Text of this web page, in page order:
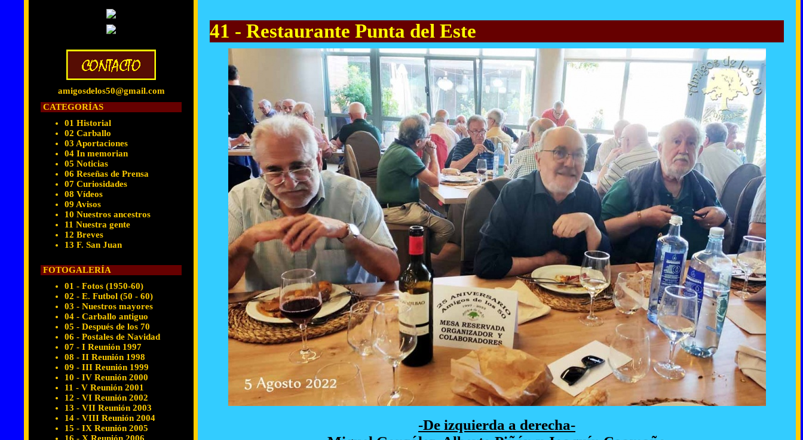
amigosdelos50@gmail.com
CATEGORÍAS
01 Historial
02 Carballo
03 Aportaciones
04 In memorian
05 Noticias
06 Reseñas de Prensa
07 Curiosidades
08 Vídeos
09 Avisos
10 Nuestros ancestros
11 Nuestra gente
12 Breves
13 F. San Juan
FOTOGALERÍA
01 - Fotos (1950-60)
02 - E. Futbol (50 - 60)
03 - Nuestros mayores
04 - Carballo antiguo
05 - Después de los 70
06 - Postales de Navidad
07 - I Reunión 1997
08 - II Reunión 1998
09 - III Reunión 1999
10 - IV Reunión 2000
11 - V Reunión 2001
12 - VI Reunión 2002
13 - VII Reunión 2003
14 - VIII Reunión 2004
15 - IX Reunión 2005
41 - Restaurante Punta del Este
-De izquierda a derecha-